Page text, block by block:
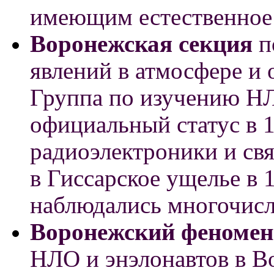
имеющим
Воронежская секция
явлений в атмосфере
Группа по изучению
официальный статус в
радиоэлектроники и
в Гиссарское ущелье в
наблюдались
Воронежский феномен
НЛО и энэлонавтов в